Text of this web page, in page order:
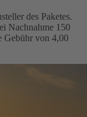
des Paketes.
Nachnahme 150
Gebühr von 4,00